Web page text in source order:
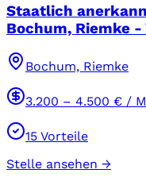
Staatlich
Bochum, Riemke
Bochum, Riemke
3.200 – 4.500 € /
15 Vorteile
Stelle ansehen →